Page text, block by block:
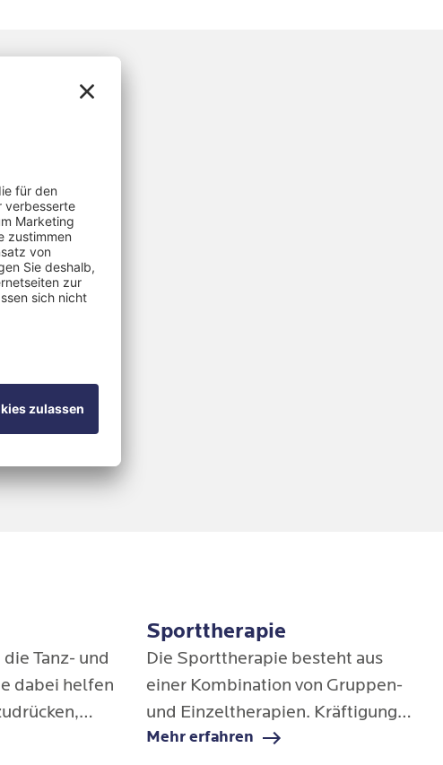
für die
Tanz- und
dabei helfen
lösen und
Sporttherapie
Die Sporttherapie besteht aus
einer Kombination von Gruppen-
und Einzeltherapien. Kräftigung,
Dehnung und Mobilisation Ihres
Mehr erfahren